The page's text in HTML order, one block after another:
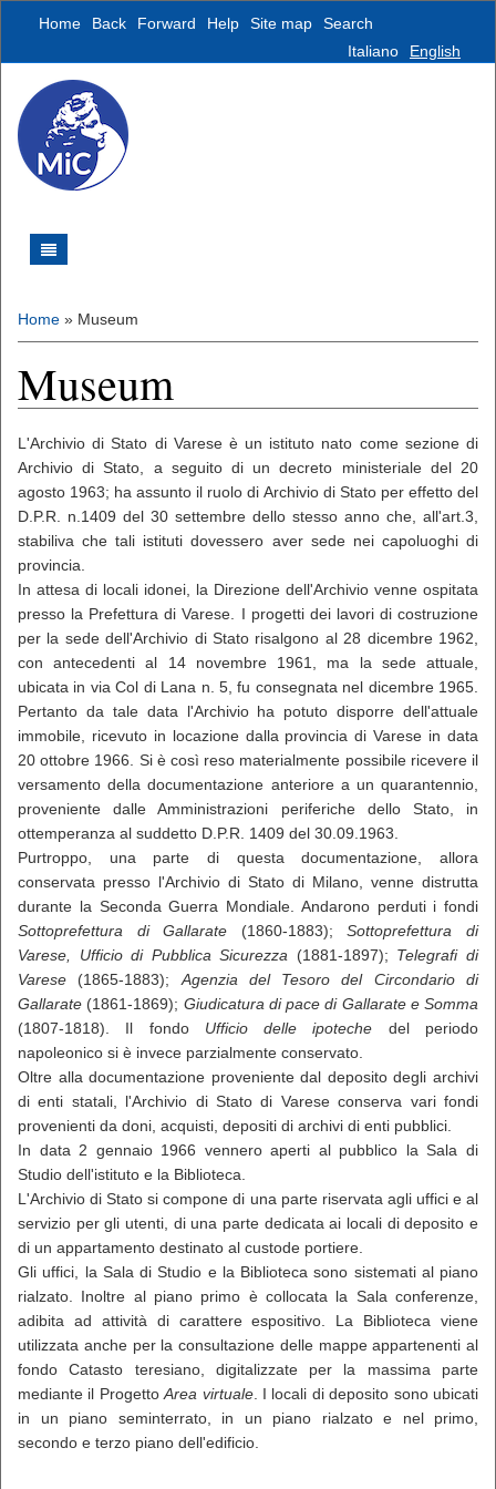
Home Back Forward Help Site map
Search
Italiano
English
Home » Museum
Museum
L'Archivio di Stato di Varese è un istituto nato come sezione di
Archivio di Stato, a seguito di un decreto ministeriale del 20
agosto 1963; ha assunto il ruolo di Archivio di Stato per effetto del
D.P.R. n.1409 del 30 settembre dello stesso anno che, all'art.3,
stabiliva che tali istituti dovessero aver sede nei capoluoghi di
provincia.
In attesa di locali idonei, la Direzione dell'Archivio venne ospitata
presso la Prefettura di Varese. I progetti dei lavori di costruzione
per la sede dell'Archivio di Stato risalgono al 28 dicembre 1962,
con antecedenti al 14 novembre 1961, ma la sede attuale,
ubicata in via Col di Lana n. 5, fu consegnata nel dicembre 1965.
Pertanto da tale data l'Archivio ha potuto disporre dell'attuale
immobile, ricevuto in locazione dalla provincia di Varese in data
20 ottobre 1966. Si è così reso materialmente possibile ricevere il
versamento della documentazione anteriore a un quarantennio,
proveniente dalle Amministrazioni periferiche dello Stato, in
ottemperanza al suddetto D.P.R. 1409 del 30.09.1963.
Purtroppo, una parte di questa documentazione, allora
conservata presso l'Archivio di Stato di Milano, venne distrutta
durante la Seconda Guerra Mondiale. Andarono perduti i fondi
Sottoprefettura di Gallarate (1860-1883);Sottoprefettura di
Varese, Ufficio di Pubblica Sicurezza (1881-1897); Telegrafi di
Varese (1865-1883); Agenzia del Tesoro del Circondario di
Gallarate (1861-1869); Giudicatura di pace di Gallarate e Somma
(1807-1818). Il fondo Ufficio delle ipoteche del periodo
napoleonico si è invece parzialmente conservato.
Oltre alla documentazione proveniente dal deposito degli archivi
di enti statali, l'Archivio di Stato di Varese conserva vari fondi
provenienti da doni, acquisti, depositi di archivi di enti pubblici.
In data 2 gennaio 1966 vennero aperti al pubblico la Sala di
Studio dell'istituto e la Biblioteca.
L'Archivio di Stato si compone di una parte riservata agli uffici e al
servizio per gli utenti, di una parte dedicata ai locali di deposito e
di un appartamento destinato al custode portiere.
Gli uffici, la Sala di Studio e la Biblioteca sono sistemati al piano
rialzato. Inoltre al piano primo è collocata la Sala conferenze,
adibita ad attività di carattere espositivo. La Biblioteca viene
utilizzata anche per la consultazione delle mappe appartenenti al
fondo Catasto teresiano, digitalizzate per la massima parte
mediante il ProgettoArea virtuale. I locali di deposito sono ubicati
in un piano seminterrato, in un piano rialzato e nel primo,
secondo e terzo piano dell'edificio.